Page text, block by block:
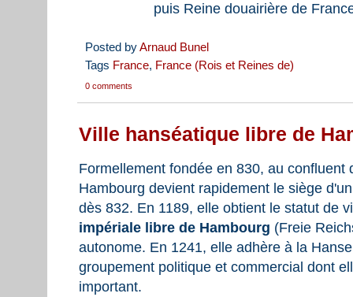
puis Reine douairière de
Posted byArnaud Bunel
Tags France, France (Rois et Reines de)
0 comments
Ville hanséatique libre de
Formellement fondée en 830, au confluent
Hambourg devient rapidement le siège
dès 832. En 1189, elle obtient le statut de
impériale libre de Hambourg (Freie
autonome. En 1241, elle adhère à la
groupement politique et commercial dont
important.